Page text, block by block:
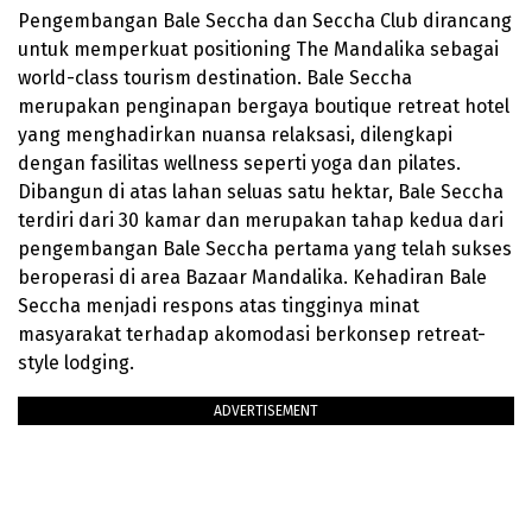
Pengembangan Bale Seccha dan Seccha Club dirancang
untuk memperkuat positioning The Mandalika sebagai
world-class tourism destination. Bale Seccha
merupakan penginapan bergaya boutique retreat hotel
yang menghadirkan nuansa relaksasi, dilengkapi
dengan fasilitas wellness seperti yoga dan pilates.
Dibangun di atas lahan seluas satu hektar, Bale Seccha
terdiri dari 30 kamar dan merupakan tahap kedua dari
pengembangan Bale Seccha pertama yang telah sukses
beroperasi di area Bazaar Mandalika. Kehadiran Bale
Seccha menjadi respons atas tingginya minat
masyarakat terhadap akomodasi berkonsep retreat-
style lodging.
ADVERTISEMENT